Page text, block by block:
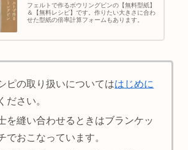
フェルトで作るボウリングピンの【無料型紙】
＆【無料レシピ】です。作りたい大きさに合わ
せた型紙の倍率計算フォームもあります。
ピの取り扱いについてははじめに
ださい。
を縫い合わせるときはブランケッ
でおこなっています。